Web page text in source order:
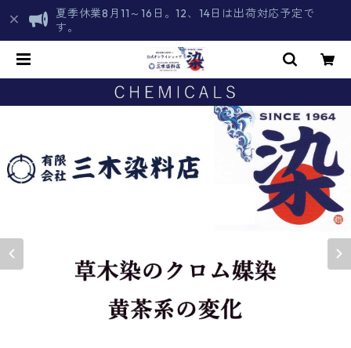
夏季休業8月11～16日。12、14日は出荷対応予定で
す。